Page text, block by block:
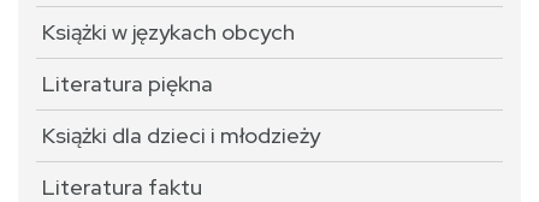
Książki w językach obcych
Literatura piękna
Książki dla dzieci i młodzieży
Literatura faktu